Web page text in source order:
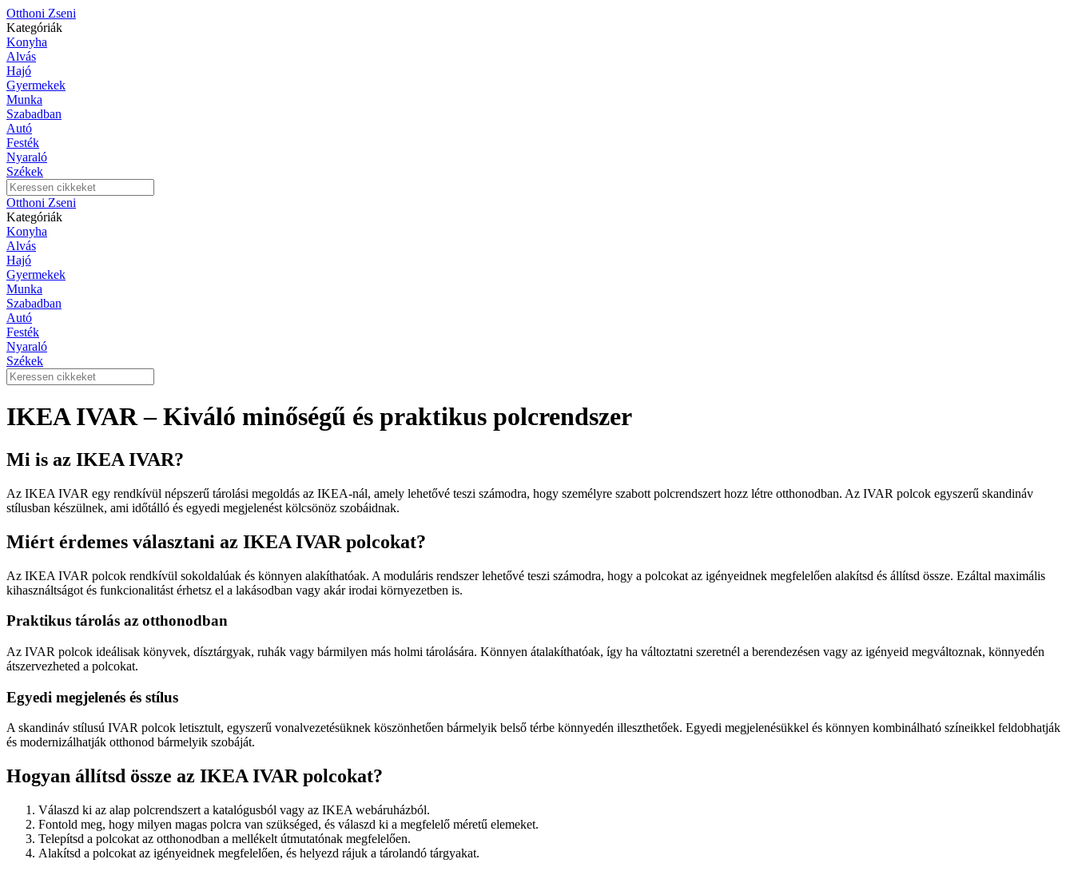
Otthoni Zseni
Kategóriák
Konyha
Alvás
Hajó
Gyermekek
Munka
Szabadban
Autó
Festék
Nyaraló
Székek
Otthoni Zseni
Kategóriák
Konyha
Alvás
Hajó
Gyermekek
Munka
Szabadban
Autó
Festék
Nyaraló
Székek
IKEA IVAR – Kiváló minőségű és praktikus polcrendszer
Mi is az IKEA IVAR?
Az IKEA IVAR egy rendkívül népszerű tárolási megoldás az IKEA-nál, amely lehetővé teszi számodra, hogy személyre szabott polcrendszert hozz létre otthonodban. Az IVAR polcok egyszerű skandináv
stílusban készülnek, ami időtálló és egyedi megjelenést kölcsönöz szobáidnak.
Miért érdemes választani az IKEA IVAR polcokat?
Az IKEA IVAR polcok rendkívül sokoldalúak és könnyen alakíthatóak. A moduláris rendszer lehetővé teszi számodra, hogy a polcokat az igényeidnek megfelelően alakítsd és állítsd össze. Ezáltal maximális
kihasználtságot és funkcionalitást érhetsz el a lakásodban vagy akár irodai környezetben is.
Praktikus tárolás az otthonodban
Az IVAR polcok ideálisak könyvek, dísztárgyak, ruhák vagy bármilyen más holmi tárolására. Könnyen átalakíthatóak, így ha változtatni szeretnél a berendezésen vagy az igényeid megváltoznak, könnyedén
átszervezheted a polcokat.
Egyedi megjelenés és stílus
A skandináv stílusú IVAR polcok letisztult, egyszerű vonalvezetésüknek köszönhetően bármelyik belső térbe könnyedén illeszthetőek. Egyedi megjelenésükkel és könnyen kombinálható színeikkel feldobhatják
és modernizálhatják otthonod bármelyik szobáját.
Hogyan állítsd össze az IKEA IVAR polcokat?
Válaszd ki az alap polcrendszert a katalógusból vagy az IKEA webáruházból.
Fontold meg, hogy milyen magas polcra van szükséged, és válaszd ki a megfelelő méretű elemeket.
Telepítsd a polcokat az otthonodban a mellékelt útmutatónak megfelelően.
Alakítsd a polcokat az igényeidnek megfelelően, és helyezd rájuk a tárolandó tárgyakat.